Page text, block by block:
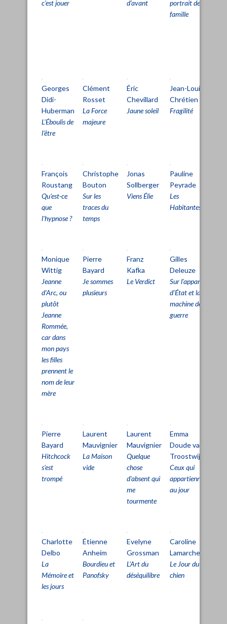
c'est jouer
d'avant
portrait de
famille
Georges
Didi-
Huberman
L'Éboulis de
l'être
Clément
Rosset
La Force
majeure
Éric
Chevillard
Jaune soleil
Jean-Louis
Chrétien
Fragilité
François
Roustang
Qu'est-ce
que
l'hypnose ?
Christophe
Bouton
Sur les
traces du
temps
Jonas
Sollberger
Viens Élie
Pauline
Peyrade
Les
Habitantes
Monique
Wittig
Jeanne
d’Arc, ou
plutôt
Jeanne
Rommée,
car dans
mon pays
les filles
prennent le
nom de leur
mère
Pierre
Bayard
Je sommes
plusieurs
Franz
Kafka
Le Verdict
Gilles
Deleuze
Sur l'appareil
d'État et la
machine de
guerre
Pierre
Bayard
Hitchcock
s'est
trompé
Laurent
Mauvignier
La Maison
vide
Laurent
Mauvignier
Quelque
chose
d'absent qui
me
tourmente
Emma
Doude van
Troostwijk
Ceux qui
appartiennent
au jour
Charlotte
Delbo
La
Mémoire et
les jours
Étienne
Anheim
Bourdieu et
Panofsky
Evelyne
Grossman
L'Art du
déséquilibre
Caroline
Lamarche
Le Jour du
chien